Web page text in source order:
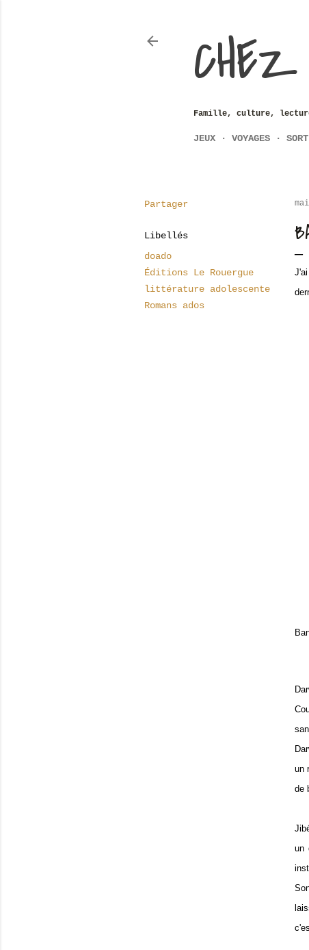
Famille, culture,
JEUX VOYAGES
Partager
Libellés
doado
Éditions Le Rouergue
littérature adolescente
Romans ados
un
de
un